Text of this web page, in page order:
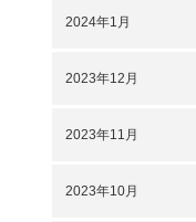
2024年1月
2023年12月
2023年11月
2023年10月